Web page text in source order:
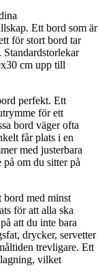
Ett bord som är
för stort bord tar
cm upp till
perfekt. Ett
för ett
bord väger ofta
får plats i en
med justerbara
på om du sitter på
bord med minst
för att alla ska
att du inte bara
drycker, servetter
trevligare. Ett
vilket